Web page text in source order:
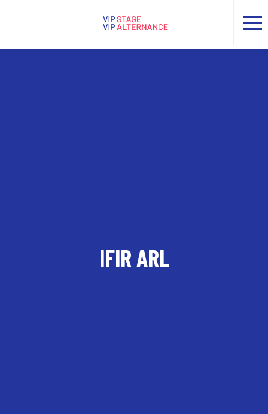
IFIR ARL